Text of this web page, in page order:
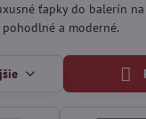
ťapky do balerín
a moderné.